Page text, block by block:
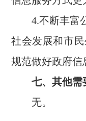
4.不断丰富公
社会发展和市
规范做好政府信
七、其他需
无。